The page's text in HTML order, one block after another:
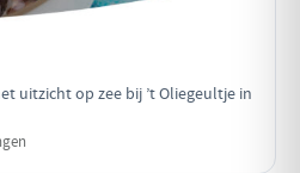
uitzicht op zee bij ’t Oliegeultje in